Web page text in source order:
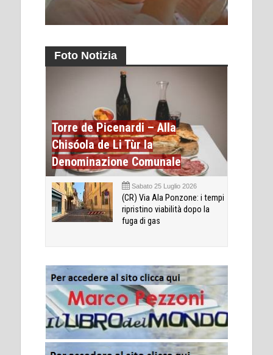
Foto Notizia
Torre de Picenardi – Alla
Chisóola de Li Tùr la
Denominazione Comunale
Sabato 25 Luglio 2026
(CR) Via Ala Ponzone: i tempi
ripristino viabilità dopo la
fuga di gas